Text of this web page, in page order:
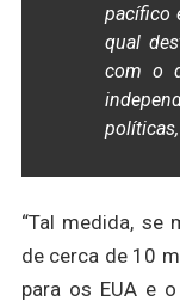
pacífico
qual
com o
“Tal medida, se
de cerca de 10
para os EUA e